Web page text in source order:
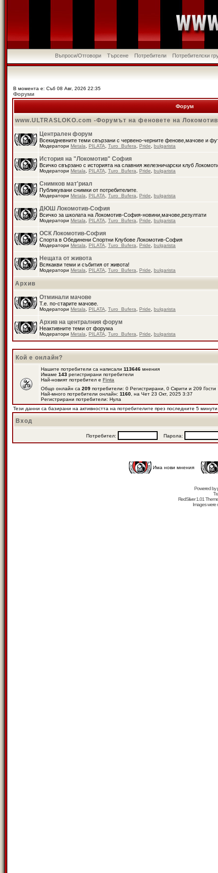
Въпроси/Отговори Търсене Потребители Потребителски
В момента е: Съб 08 Авг, 2026 22:35
Форуми
Форум
www.ULTRASLOKO.com -Форумът на феновете на
Централен форум
Всекидневните теми свързани с червено-черните фенове,мачове и
Модератори Metala PILATA Turo_Bufera Pride bulgarista
История на "Локомотив" София
Всичко свързано с историята на славния железничарски клуб
Модератори Metala PILATA Turo_Bufera Pride bulgarista
Снимков мат'риал
Публикувани снимки от потребителите.
Модератори Metala PILATA Turo_Bufera Pride bulgarista
ДЮШ Локомотив-София
Всичко за школата на Локомотив-София-новини,мачове,резултати
Модератори Metala PILATA Turo_Bufera Pride bulgarista
ОСК Локомотив-София
Спорта в Обединени Спортни Клубове Локомотив-София
Модератори Metala PILATA Turo_Bufera Pride bulgarista
Нещата от живота
Всякакви теми и събития от живота!
Модератори Metala PILATA Turo_Bufera Pride bulgarista
Архив
Отминали мачове
Т.е. по-старите мачове.
Модератори Metala PILATA Turo_Bufera Pride bulgarista
Архив на централния форум
Неактивните теми от форума
Модератори Metala PILATA Turo_Bufera Pride bulgarista
Кой е онлайн?
Нашите потребители са написали 113646 мнения
Имаме 143 регистрирани потребители
Най-новият потребител е Finta
Общо онлайн са 209 потребители: 0 Регистрирани, 0 Скрити и 209
Най-много потребители онлайн: 1160 , на Чет 23 Окт, 2025 3:37
Регистрирани потребители: Нула
Тези данни са базирани на активността на потребителите през последните 5 минути
Вход
Потребител: Парола:
Има нови мнения
Powered by
RedSilver 1.01
Images were